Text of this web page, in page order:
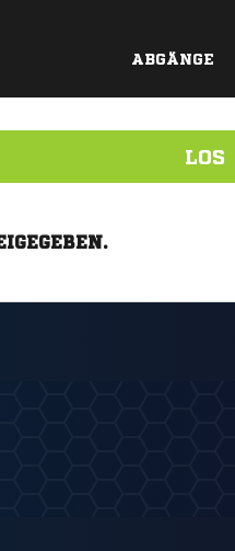
ABGÄNGE
LOS